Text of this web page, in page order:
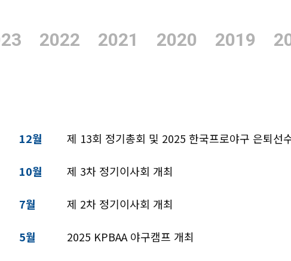
2022 2021 2020 2019
12월 제 13회 정기총회 및 2025 한국프로야구 은퇴선
10월 제 3차 정기이사회 개최
7월 제 2차 정기이사회 개최
5월 2025 KPBAA 야구캠프 개최